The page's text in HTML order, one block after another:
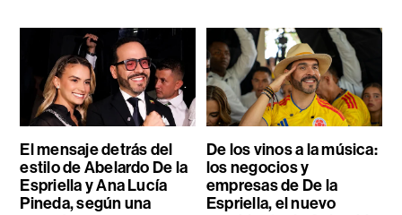
El mensaje detrás del
estilo de Abelardo De la
Espriella y Ana Lucía
Pineda, según una
De los vinos a la música:
los negocios y
empresas de De la
Espriella, el nuevo